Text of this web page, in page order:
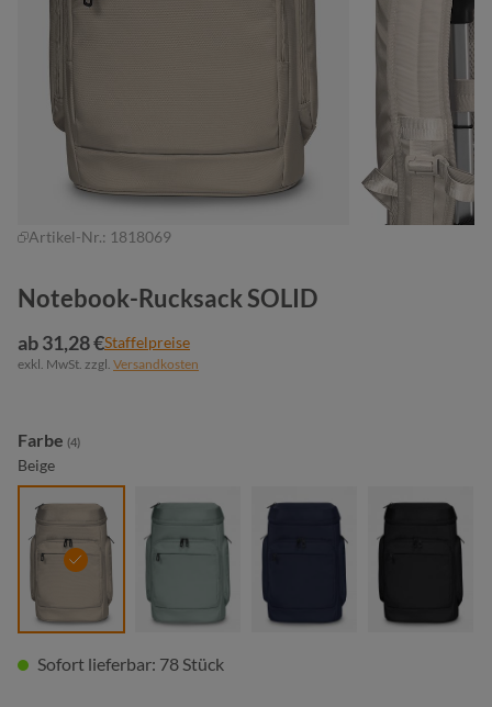
Artikel-Nr.: 1818069
Notebook-Rucksack SOLID
ab 31,28 €Staffelpreise
exkl. MwSt. zzgl. Versandkosten
Farbe auswählen
(4)
Beige
beige marine schwarz
Sofort lieferbar: 78 Stück